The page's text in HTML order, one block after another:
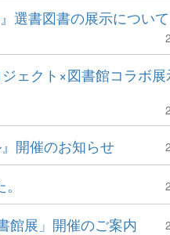
選書図書の展示について
ェクト×図書館コラボ
開催のお知らせ
館展」開催のご案内